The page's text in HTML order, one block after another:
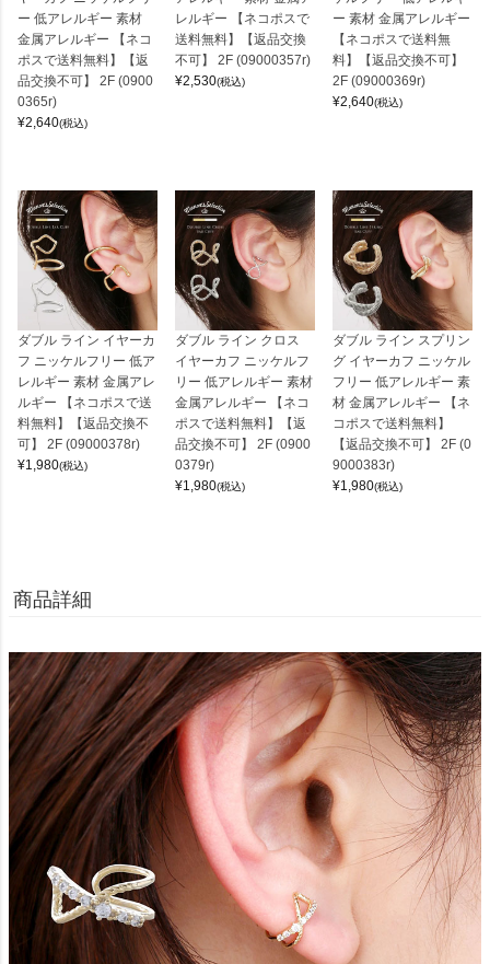
ー 低アレルギー 素材
金属アレルギー 【ネコ
ポスで送料無料】【返
品交換不可】 2F (0900
0365r)
¥2,640(税込)
レルギー 【ネコポスで
送料無料】【返品交換
不可】 2F (09000357r)
¥2,530(税込)
ー 素材 金属アレルギー
【ネコポスで送料無
料】【返品交換不可】
2F (09000369r)
¥2,640(税込)
ダブル ライン イヤーカ
フ ニッケルフリー 低ア
レルギー 素材 金属アレ
ルギー 【ネコポスで送
料無料】【返品交換不
可】 2F (09000378r)
¥1,980(税込)
ダブル ライン クロス
イヤーカフ ニッケルフ
リー 低アレルギー 素材
金属アレルギー 【ネコ
ポスで送料無料】【返
品交換不可】 2F (0900
0379r)
¥1,980(税込)
ダブル ライン スプリン
グ イヤーカフ ニッケル
フリー 低アレルギー 素
材 金属アレルギー 【ネ
コポスで送料無料】
【返品交換不可】 2F (0
9000383r)
¥1,980(税込)
商品詳細